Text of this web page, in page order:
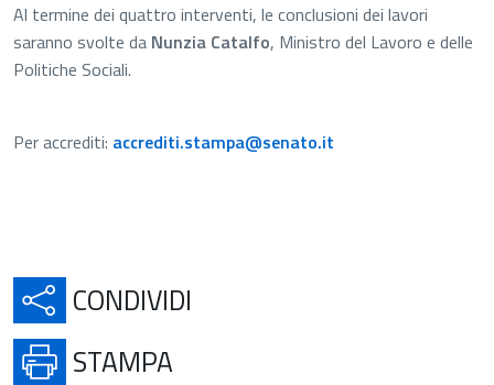
Al termine dei quattro interventi, le conclusioni dei lavori
saranno svolte da Nunzia Catalfo, Ministro del Lavoro e delle
Politiche Sociali.
Per accrediti: accrediti.stampa@senato.it
CONDIVIDI
STAMPA